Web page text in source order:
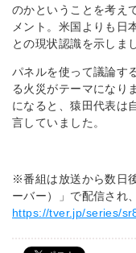
のかということを考え
メント。米国よりも日
との現状認識を示しま
パネルを使って議論す
る火災がテーマになり
になると、猿田代表は
言していました。
※番組は放送から数日
ーバー）
」で配信され
https://tver.jp/series/